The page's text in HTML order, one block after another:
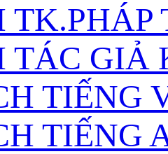
TK.PHÁP
TÁC GIẢ
TIẾNG
TIẾNG